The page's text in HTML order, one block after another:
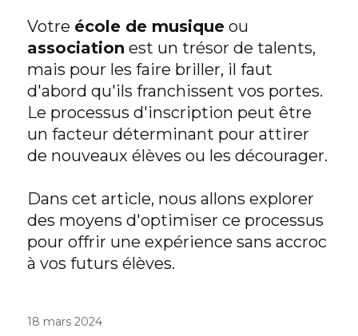
Votre école de musique
association est un trésor de talents,
mais pour les faire briller, il faut
d'abord qu'ils franchissent vos portes.
Le processus d'inscription peut être
un facteur déterminant pour attirer
Dans cet article, nous allons explorer
des moyens d'optimiser ce processus
pour offrir une expérience sans accroc
à vos futurs élèves.
18 mars 2024